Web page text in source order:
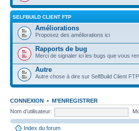
SELFBUILD CLIENT FTP
Améliorations
Proposez des améliorations ici
Rapports de bug
Merci de signaler ici les bugs que vous
Autre
Autre chose à dire sur SelfBuild Client
CONNEXION • M’ENREGISTRER
Nom d’utilisateur:
Index du forum